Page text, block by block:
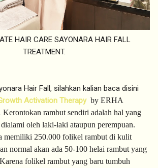
HAIR CARE SAYONARA HAIR FALL
TREATMENT.
Hair Fall, silahkan kalian baca disini
Activation Therapy by ERHA
Kerontokan rambut sendiri adalah hal yang
oleh laki-laki ataupun perempuan.
memiliki 250.000 folikel rambut di kulit
normal akan ada 50-100 helai rambut yang
folikel rambut yang baru tumbuh